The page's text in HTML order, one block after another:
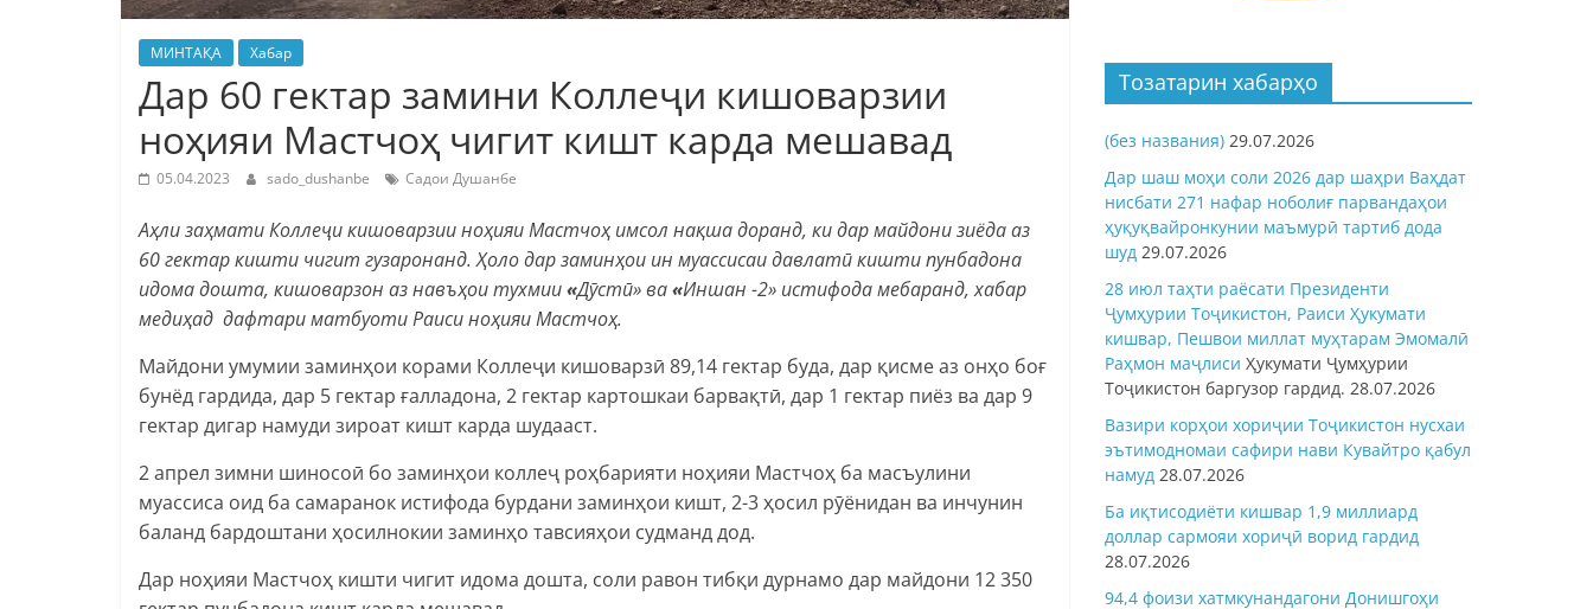
МИНТАҚА Хабар
Дар 60 гектар замини Коллеҷи кишоварзии
ноҳияи Мастчоҳ чигит кишт карда мешавад
05.04.2023 sado_dushanbe Садои Душанбе
Аҳли заҳмати Коллеҷи кишоварзии ноҳияи Мастчоҳ имсол нақша доранд, ки дар майдони зиёда аз
60 гектар кишти чигит гузаронанд. Ҳоло дар заминҳои ин муассисаи давлатӣ кишти пунбадона
идома дошта, кишоварзон аз навъҳои тухмии«Дӯстӣ» ва«Иншан -2» истифода мебаранд, хабар
медиҳад дафтари матбуоти Раиси ноҳияи Мастчоҳ.
Майдони умумии заминҳои корами Коллеҷи кишоварзӣ 89,14 гектар буда, дар қисме аз онҳо боғ
бунёд гардида, дар 5 гектар ғалладона, 2 гектар картошкаи барвақтӣ, дар 1 гектар пиёз ва дар 9
гектар дигар намуди зироат кишт карда шудааст.
2 апрел зимни шиносоӣ бо заминҳои коллеҷ роҳбарияти ноҳияи Мастчоҳ ба масъулини
муассиса оид ба самаранок истифода бурдани заминҳои кишт, 2-3 ҳосил рӯёнидан ва инчунин
баланд бардоштани ҳосилнокии заминҳо тавсияҳои судманд дод.
Дар ноҳияи Мастчоҳ кишти чигит идома дошта, соли равон тибқи дурнамо дар майдони 12 350
Тозатарин хабарҳо
(без названия) 29.07.2026
Дар шаш моҳи соли 2026 дар шаҳри Ваҳдат
нисбати 271 нафар ноболиғ парвандаҳои
ҳуқуқвайронкунии маъмурӣ тартиб дода
шуд 29.07.2026
28 июл таҳти раёсати Президенти
Ҷумҳурии Тоҷикистон, Раиси Ҳукумати
кишвар, Пешвои миллат муҳтарам Эмомалӣ
Раҳмон маҷлиси Ҳукумати Ҷумҳурии
Тоҷикистон баргузор гардид. 28.07.2026
Вазири корҳои хориҷии Тоҷикистон нусхаи
эътимодномаи сафири нави Кувайтро қабул
намуд 28.07.2026
Ба иқтисодиёти кишвар 1,9 миллиард
доллар сармояи хориҷӣ ворид гардид
28.07.2026
94,4 фоизи хатмкунандагони Донишгоҳи